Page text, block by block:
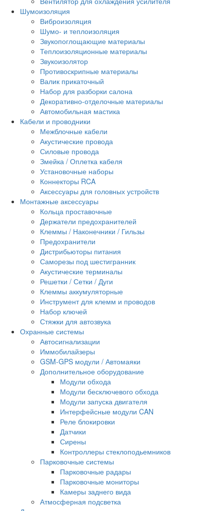
Шумоизоляция
Виброизоляция
Шумо- и теплоизоляция
Звукопоглощающие материалы
Теплоизоляционные материалы
Звукоизолятор
Противоскрипные материалы
Валик прикаточный
Набор для разборки салона
Декоративно-отделочные материалы
Автомобильная мастика
Кабели и проводники
Межблочные кабели
Акустические провода
Силовые провода
Змейка / Оплетка кабеля
Установочные наборы
Коннекторы RCA
Аксессуары для головных устройств
Монтажные аксессуары
Кольца проставочные
Держатели предохранителей
Клеммы / Наконечники / Гильзы
Предохранители
Дистрибьюторы питания
Саморезы под шестигранник
Акустические терминалы
Решетки / Сетки / Дуги
Клеммы аккумуляторные
Инструмент для клемм и проводов
Набор ключей
Стяжки для автозвука
Охранные системы
Автосигнализации
Иммобилайзеры
GSM-GPS модули / Автомаяки
Дополнительное оборудование
Модули обхода
Модули бесключевого обхода
Модули запуска двигателя
Интерфейсные модули CAN
Реле блокировки
Датчики
Сирены
Контроллеры стеклоподьемников
Парковочные системы
Парковочные радары
Парковочные мониторы
Камеры заднего вида
Атмосферная подсветка